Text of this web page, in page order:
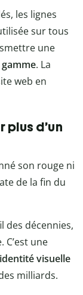
les lignes
sur tous
une
. La
web en
d’un
son rouge ni
de la fin du
des décennies,
une
visuelle
milliards.